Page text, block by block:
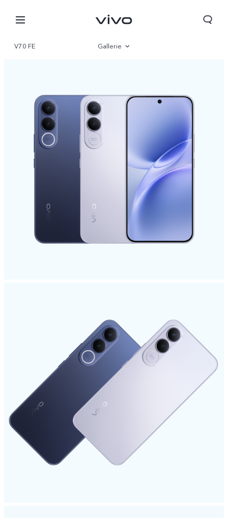
Tunisia | Veuillez sélectionner le pays/la région
V70 FE Gallerie
Paramètre